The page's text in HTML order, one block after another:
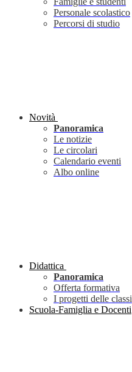
Personale scolastico
Percorsi di studio
Novità
Panoramica
Le notizie
Le circolari
Calendario eventi
Albo online
Didattica
Panoramica
Offerta formativa
I progetti delle classi
Scuola-Famiglia e Docenti